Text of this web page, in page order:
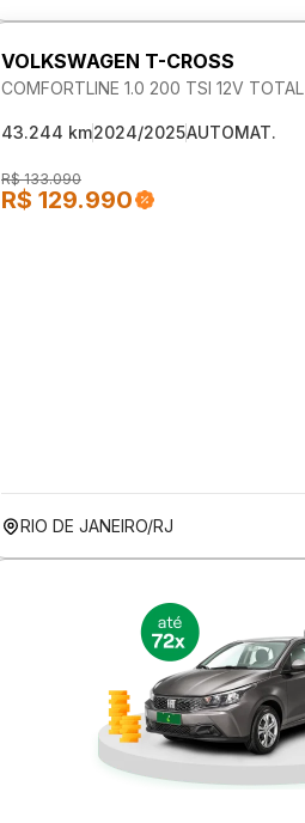
VOLKSWAGEN T-CROSS
COMFORTLINE 1.0 200 TSI 12V
43.244 km2024/2025AUTOMAT.
R$ 133.090
R$ 129.990
RIO DE JANEIRO/RJ